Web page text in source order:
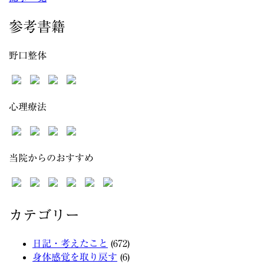
参考書籍
野口整体
心理療法
当院からのおすすめ
カテゴリー
日記・考えたこと (672)
身体感覚を取り戻す (6)